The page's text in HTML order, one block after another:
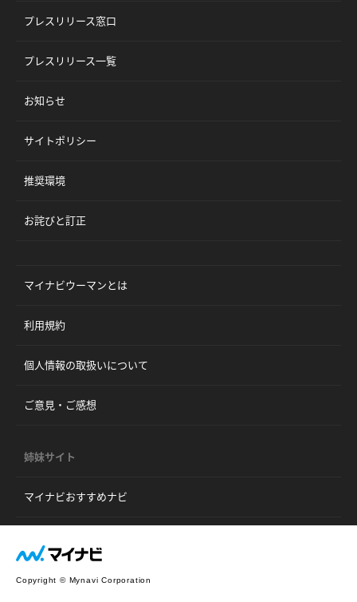
プレスリリース窓口
プレスリリース一覧
お知らせ
サイトポリシー
推奨環境
お詫びと訂正
マイナビウーマンとは
利用規約
個人情報の取扱いについて
ご意見・ご感想
姉妹サイト
マイナビおすすめナビ
Copyright © Mynavi Corporation